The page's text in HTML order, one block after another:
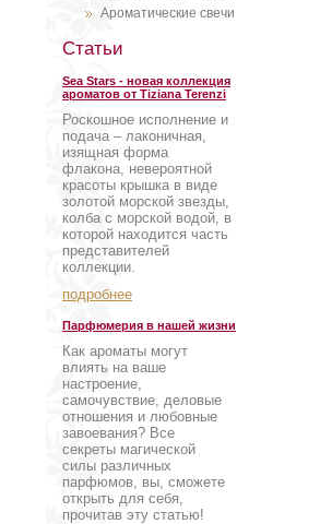
Ароматические свечи
Статьи
Sea Stars - новая коллекция
ароматов от Tiziana Terenzi
Роскошное исполнение и
подача – лаконичная,
изящная форма
флакона, невероятной
красоты крышка в виде
золотой морской звезды,
колба с морской водой, в
которой находится часть
представителей
коллекции.
подробнее
Парфюмерия в нашей жизни
Как ароматы могут
влиять на ваше
настроение,
самочувствие, деловые
отношения и любовные
завоевания? Все
секреты магической
силы различных
парфюмов, вы, сможете
открыть для себя,
прочитав эту статью!